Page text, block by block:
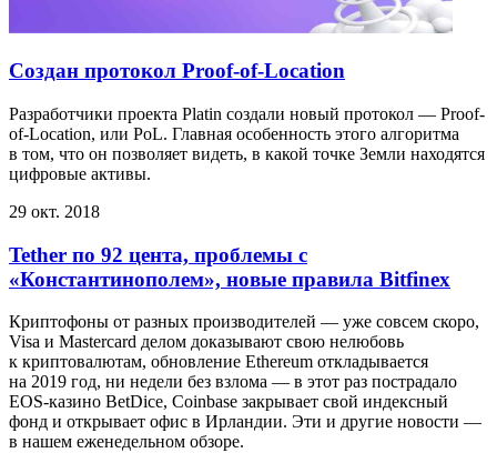
Создан протокол Proof-of-Location
Разработчики проекта Platin создали новый протокол — Proof-
of-Location, или PoL. Главная особенность этого алгоритма
в том, что он позволяет видеть, в какой точке Земли находятся
цифровые активы.
29 окт. 2018
Tether по 92 цента, проблемы с
«Константинополем», новые правила Bitfinex
Криптофоны от разных производителей — уже совсем скоро,
Visa и Mastercard делом доказывают свою нелюбовь
к криптовалютам, обновление Ethereum откладывается
на 2019 год, ни недели без взлома — в этот раз пострадало
EOS-казино BetDice, Coinbase закрывает свой индексный
фонд и открывает офис в Ирландии. Эти и другие новости —
в нашем еженедельном обзоре.